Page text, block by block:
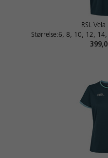
RSL Vela
Størrelse:6, 8, 10, 12, 14,